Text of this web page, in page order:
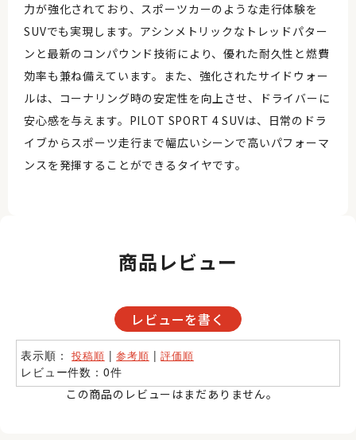
力が強化されており、スポーツカーのような走行体験を
SUVでも実現します。アシンメトリックなトレッドパター
ンと最新のコンパウンド技術により、優れた耐久性と燃費
効率も兼ね備えています。また、強化されたサイドウォー
ルは、コーナリング時の安定性を向上させ、ドライバーに
安心感を与えます。PILOT SPORT 4 SUVは、日常のドラ
イブからスポーツ走行まで幅広いシーンで高いパフォーマ
ンスを発揮することができるタイヤです。
商品レビュー
レビューを書く
表示順：投稿順 |参考順 |評価順
レビュー件数：0件
この商品のレビューはまだありません。